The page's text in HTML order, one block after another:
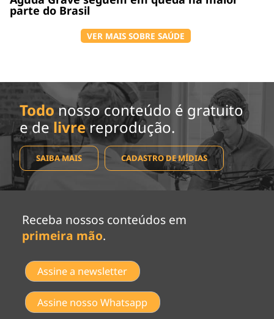
parte do Brasil
VER MAIS SOBRE SAÚDE
Todo nosso conteúdo é gratuito
e de livrereprodução.
SAIBA MAIS CADASTRO DE MÍDIAS
Receba nossos conteúdos em
primeira mão.
Assine a newsletter
Assine nosso Whatsapp